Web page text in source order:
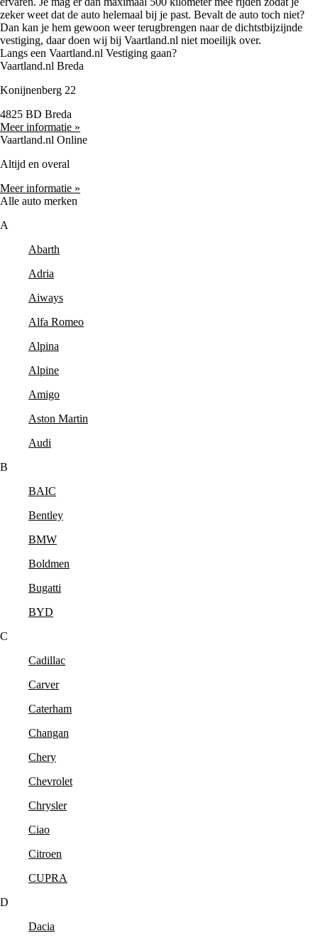
zeker weet dat de auto helemaal bij je past. Bevalt de auto toch niet?
Dan kan je hem gewoon weer terugbrengen naar de dichtstbijzijnde
vestiging, daar doen wij bij Vaartland.nl niet moeilijk over.
Langs een Vaartland.nl Vestiging gaan?
Vaartland.nl Breda
Konijnenberg 22
4825 BD Breda
Meer informatie »
Vaartland.nl Online
Altijd en overal
Meer informatie »
Alle auto merken
A
Abarth
Adria
Aiways
Alfa Romeo
Alpina
Alpine
Amigo
Aston Martin
Audi
B
BAIC
Bentley
BMW
Boldmen
Bugatti
BYD
C
Cadillac
Carver
Caterham
Changan
Chery
Chevrolet
Chrysler
Ciao
Citroen
CUPRA
D
Dacia